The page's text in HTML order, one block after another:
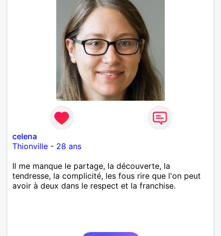
celena
Thionville - 28 ans
Il me manque le partage, la découverte, la
tendresse, la complicité, les fous rire que l'on peut
avoir à deux dans le respect et la franchise.